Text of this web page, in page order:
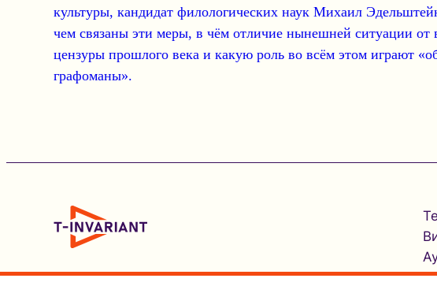
культуры, кандидат филологических наук Михаил
чем связаны эти меры, в чём отличие нынешней ситуации от
цензуры прошлого века и какую роль во всём этом играют
графоманы».